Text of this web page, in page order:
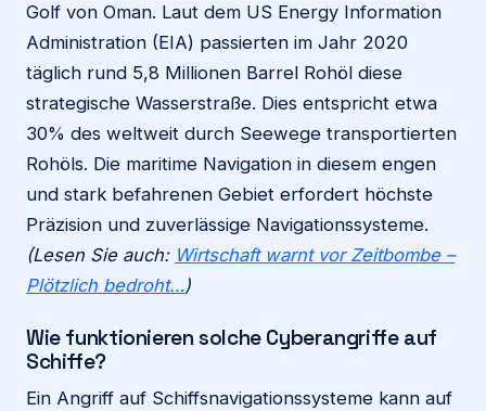
Golf von Oman. Laut dem US Energy Information
Administration (EIA) passierten im Jahr 2020
täglich rund 5,8 Millionen Barrel Rohöl diese
strategische Wasserstraße. Dies entspricht etwa
30% des weltweit durch Seewege transportierten
Rohöls. Die maritime Navigation in diesem engen
und stark befahrenen Gebiet erfordert höchste
Präzision und zuverlässige Navigationssysteme.
(Lesen Sie auch: Wirtschaft warnt vor Zeitbombe –
Plötzlich bedroht…)
Wie funktionieren solche Cyberangriffe auf
Schiffe?
Ein Angriff auf Schiffsnavigationssysteme kann auf